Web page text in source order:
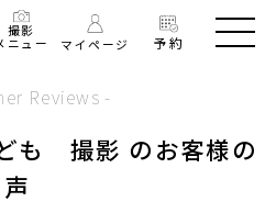
予約
マイページ
撮影
ニュー
Reviews -
も 撮影 のお客様の
声